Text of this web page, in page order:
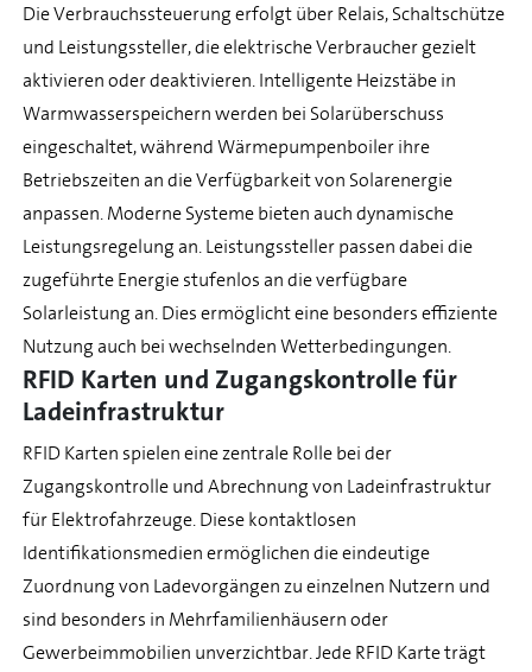
Die Verbrauchssteuerung erfolgt über Relais, Schaltschütze
und Leistungssteller, die elektrische Verbraucher gezielt
aktivieren oder deaktivieren. Intelligente Heizstäbe in
Warmwasserspeichern werden bei Solarüberschuss
eingeschaltet, während Wärmepumpenboiler ihre
Betriebszeiten an die Verfügbarkeit von Solarenergie
anpassen. Moderne Systeme bieten auch dynamische
Leistungsregelung an. Leistungssteller passen dabei die
zugeführte Energie stufenlos an die verfügbare
Solarleistung an. Dies ermöglicht eine besonders effiziente
Nutzung auch bei wechselnden Wetterbedingungen.
RFID Karten und Zugangskontrolle für
Ladeinfrastruktur
RFID Karten spielen eine zentrale Rolle bei der
Zugangskontrolle und Abrechnung von Ladeinfrastruktur
für Elektrofahrzeuge. Diese kontaktlosen
Identifikationsmedien ermöglichen die eindeutige
Zuordnung von Ladevorgängen zu einzelnen Nutzern und
sind besonders in Mehrfamilienhäusern oder
Gewerbeimmobilien unverzichtbar. Jede RFID Karte trägt